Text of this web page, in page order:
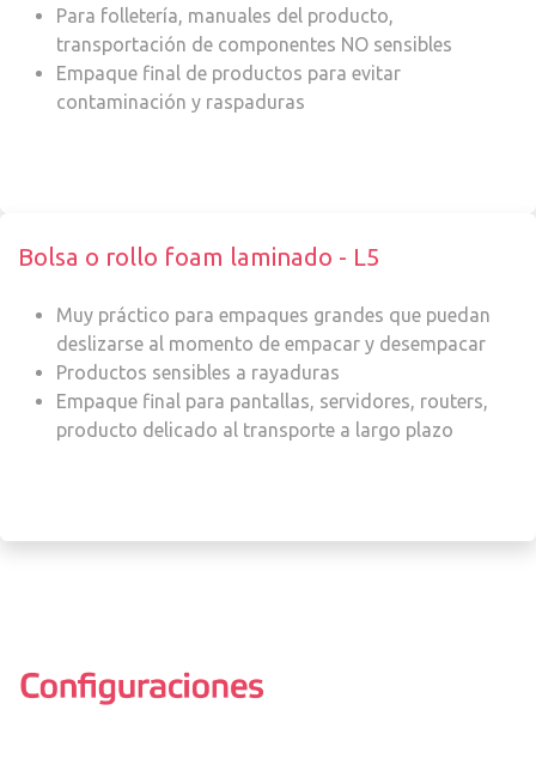
Para folletería, manuales del producto,
transportación de componentes NO sensibles
Empaque final de productos para evitar
contaminación y raspaduras
Bolsa o rollo foam laminado - L5
Muy práctico para empaques grandes que puedan
deslizarse al momento de empacar y desempacar
Productos sensibles a rayaduras
Empaque final para pantallas, servidores, routers,
producto delicado al transporte a largo plazo